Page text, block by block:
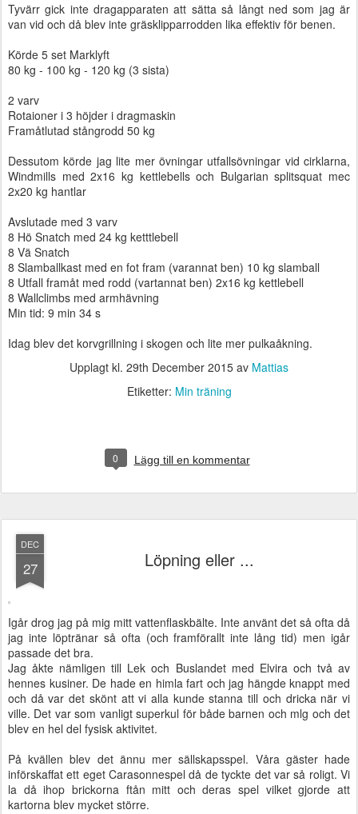
Tyvärr gick inte dragapparaten att sätta så långt ned som jag är
van vid och då blev inte gräsklipparrodden lika effektiv för benen.
Körde 5 set Marklyft
80 kg - 100 kg - 120 kg (3 sista)
2 varv
Rotaioner i 3 höjder i dragmaskin
Framåtlutad stångrodd 50 kg
Dessutom körde jag lite mer övningar utfallsövningar vid cirklarna,
Windmills med 2x16 kg kettlebells och Bulgarian splitsquat mec
2x20 kg hantlar
Avslutade med 3 varv
8 Hö Snatch med 24 kg ketttlebell
8 Vä Snatch
8 Slamballkast med en fot fram (varannat ben) 10 kg slamball
8 Utfall framåt med rodd (vartannat ben) 2x16 kg kettlebell
8 Wallclimbs med armhävning
Min tid: 9 min 34 s
Idag blev det korvgrillning i skogen och lite mer pulkaåkning.
Upplagt kl. 29th December 2015 av Mattias
Etiketter: Min träning
0 Lägg till en kommentar
DEC
27 Löpning eller ...
Igår drog jag på mig mitt vattenflaskbälte. Inte använt det så ofta då
jag inte löptränar så ofta (och framförallt inte lång tid) men igår
passade det bra.
Jag åkte nämligen till Lek och Buslandet med Elvira och två av
hennes kusiner. De hade en himla fart och jag hängde knappt med
och då var det skönt att vi alla kunde stanna till och dricka när vi
ville. Det var som vanligt superkul för både barnen och mlg och det
blev en hel del fysisk aktivitet.
På kvällen blev det ännu mer sällskapsspel. Våra gäster hade
införskaffat ett eget Carasonnespel då de tyckte det var så roligt. Vi
la då ihop brickorna ftån mitt och deras spel vilket gjorde att
kartorna blev mycket större.